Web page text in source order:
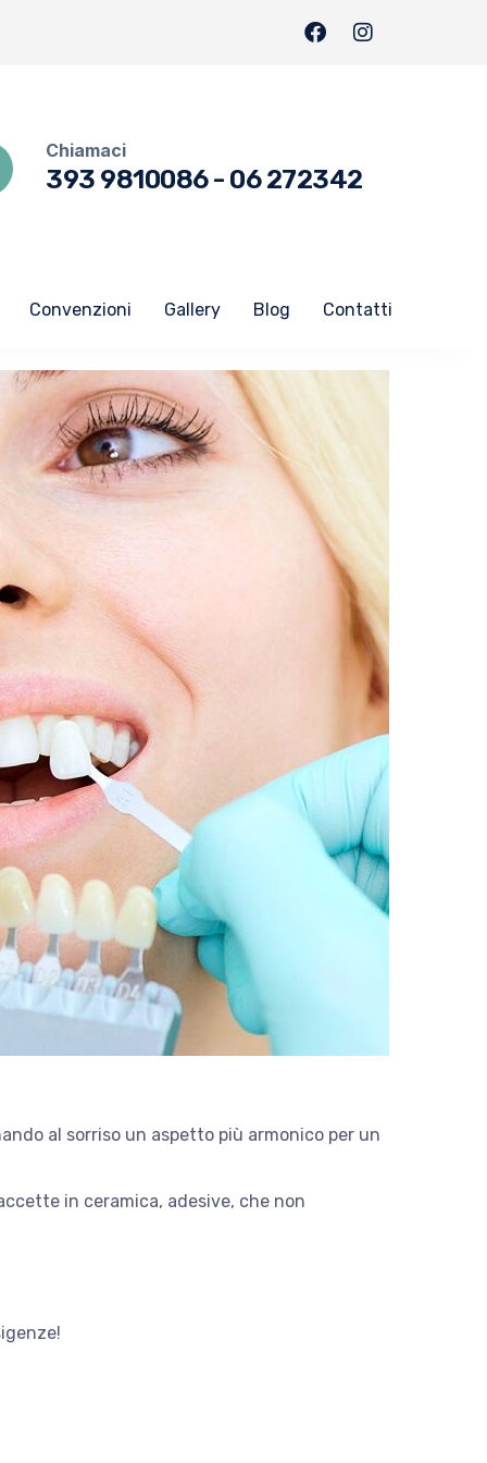
Chiamaci
393 9810086- 06 272342
Convenzioni Gallery Blog Contatti
al sorriso un aspetto più armonico per un
in ceramica, adesive, che non